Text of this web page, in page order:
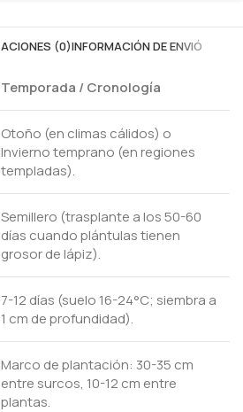
(0)INFORMACIÓN DE ENVIÓ
Temporada / Cronología
Otoño (en climas cálidos) o
Invierno temprano (en regiones
templadas).
Semillero (trasplante a los 50-60
días cuando plántulas tienen
grosor de lápiz).
7-12 días (suelo 16-24°C; siembra a
1 cm de profundidad).
Marco de plantación: 30-35 cm
entre surcos, 10-12 cm entre
plantas.